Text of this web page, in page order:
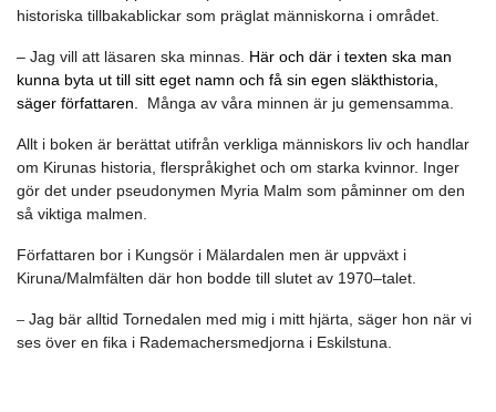
historiska tillbakablickar som präglat människorna i området.
– Jag vill att läsaren ska minnas. Här och där i texten ska man
kunna byta ut till sitt eget namn och få sin egen släkthistoria,
säger författaren.
Många av våra minnen är ju gemensamma.
Allt i boken är berättat utifrån verkliga människors liv och handlar
om Kirunas historia, flerspråkighet och om starka kvinnor. Inger
gör det under pseudonymen Myria Malm som påminner om den
så viktiga malmen.
Författaren bor i Kungsör i Mälardalen men är uppväxt i
Kiruna/Malmfälten där hon bodde till slutet av 1970–talet.
– Jag bär alltid Tornedalen med mig i mitt hjärta, säger hon när vi
ses över en fika i Rademachersmedjorna i Eskilstuna.